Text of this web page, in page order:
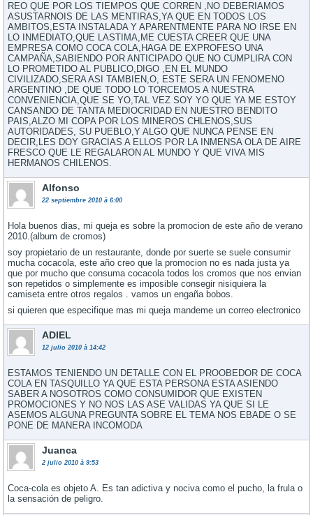
REO QUE POR LOS TIEMPOS QUE CORREN ,NO DEBERIAMOS
ASUSTARNOIS DE LAS MENTIRAS,YA QUE EN TODOS LOS
AMBITOS,ESTA INSTALADA Y APARENTMENTE PARA NO IRSE EN
LO INMEDIATO,QUE LASTIMA,ME CUESTA CREER QUE UNA
EMPRESA COMO COCA COLA,HAGA DE EXPROFESO UNA
CAMPAÑA,SABIENDO POR ANTICIPADO QUE NO CUMPLIRA CON
LO PROMETIDO AL PUBLICO,DIGO ,EN EL MUNDO
CIVILIZADO,SERA ASI TAMBIEN,O, ESTE SERA UN FENOMENO
ARGENTINO ,DE QUE TODO LO TORCEMOS A NUESTRA
CONVENIENCIA,QUE SE YO,TAL VEZ SOY YO QUE YA ME ESTOY
CANSANDO DE TANTA MEDIOCRIDAD EN NUESTRO BENDITO
PAIS,ALZO MI COPA POR LOS MINEROS CHLENOS,SUS
AUTORIDADES, SU PUEBLO,Y ALGO QUE NUNCA PENSE EN
DECIR,LES DOY GRACIAS A ELLOS POR LA INMENSA OLA DE AIRE
FRESCO QUE LE REGALARON AL MUNDO Y QUE VIVA MIS
HERMANOS CHILENOS.
Alfonso
22 septiembre 2010 à 6:00
Hola buenos dias, mi queja es sobre la promocion de este año de verano
2010.(album de cromos)
soy propietario de un restaurante, donde por suerte se suele consumir
mucha cocacola, este año creo que la promocion no es nada justa ya
que por mucho que consuma cocacola todos los cromos que nos envian
son repetidos o simplemente es imposible consegir nisiquiera la
camiseta entre otros regalos . vamos un engaña bobos.
si quieren que especifique mas mi queja mandeme un correo electronico
ADIEL
12 julio 2010 à 14:42
ESTAMOS TENIENDO UN DETALLE CON EL PROOBEDOR DE COCA
COLA EN TASQUILLO YA QUE ESTA PERSONA ESTA ASIENDO
SABER A NOSOTROS COMO CONSUMIDOR QUE EXISTEN
PROMOCIONES Y NO NOS LAS ASE VALIDAS YA QUE SI LE
ASEMOS ALGUNA PREGUNTA SOBRE EL TEMA NOS EBADE O SE
PONE DE MANERA INCOMODA
Juanca
2 julio 2010 à 9:53
Coca-cola es objeto A. Es tan adictiva y nociva como el pucho, la frula o
la sensación de peligro.